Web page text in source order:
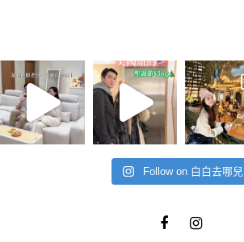
Follow on 白白去哪兒